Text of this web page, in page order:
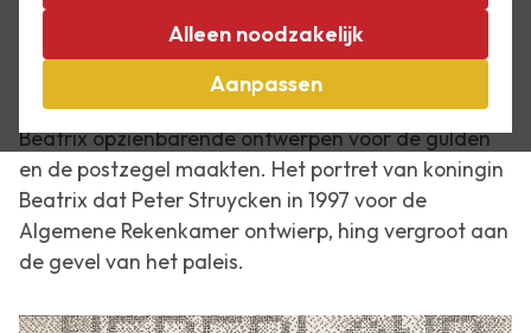
Alleen noodzakelijk
Aanpassen
Koninklijke Zomer in Het Paleis
te zien. Hierin werd
aandacht geschonken aan de ontwerpers Bruno
Ninaber van Eyben en Peter Struycken, die beiden
aan het begin van de regeringstijd van koningin
Beatrix opzienbarende ontwerpen voor de gulden
en de postzegel maakten. Het portret van koningin
Beatrix dat Peter Struycken in 1997 voor de
Algemene Rekenkamer ontwierp, hing vergroot aan
de gevel van het paleis.